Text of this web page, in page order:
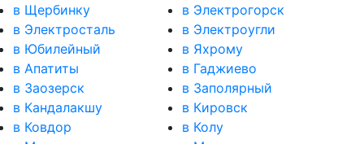
в Щербинку
в Электрогорск
в Электросталь
в Электроугли
в Юбилейный
в Яхрому
в Апатиты
в Гаджиево
в Заозерск
в Заполярный
в Кандалакшу
в Кировск
в Ковдор
в Колу